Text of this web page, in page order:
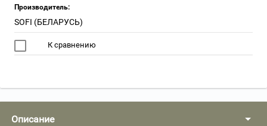
Производитель:
SOFI (БЕЛАРУСЬ)
К сравнению
Описание